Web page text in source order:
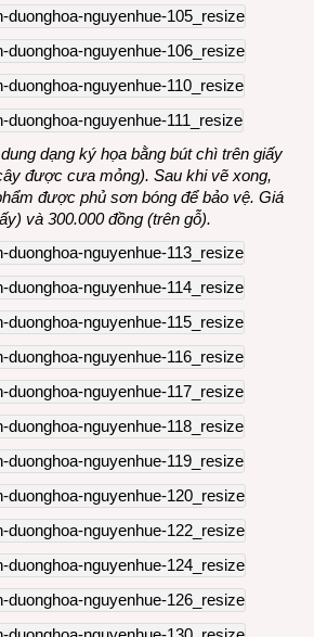
dạng ký họa bằng bút chì trên giấy
được cưa mỏng). Sau khi vẽ xong,
được phủ sơn bóng để bảo vệ. Giá
và 300.000 đồng (trên gỗ).